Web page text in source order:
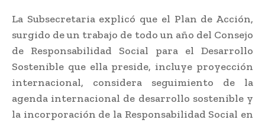
La Subsecretaria explicó que el Plan de Acción,
surgido de un trabajo de todo un año del Consejo
de Responsabilidad Social para el Desarrollo
Sostenible que ella preside, incluye proyección
internacional, considera seguimiento de la
agenda internacional de desarrollo sostenible y
la incorporación de la Responsabilidad Social en